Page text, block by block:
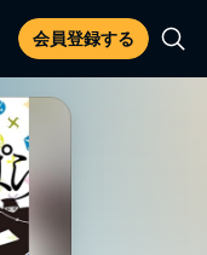
会員登録する